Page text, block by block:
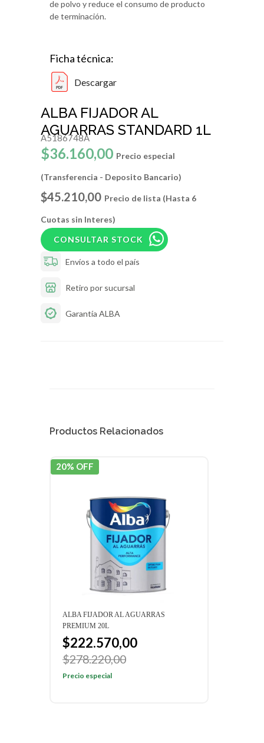
de polvo y reduce el consumo de producto
de terminación.
Ficha técnica:
Descargar
ALBA FIJADOR AL
AGUARRAS STANDARD 1L
A5186748A
$36.160,00 Precio especial
(Transferencia - Deposito Bancario)
$45.210,00 Precio de lista (Hasta 6
Cuotas sin Interes)
CONSULTAR STOCK
Envíos a todo el país
Retiro por sucursal
Garantía ALBA
Productos Relacionados
20% OFF
ALBA FIJADOR AL AGUARRAS
PREMIUM 20L
$222.570,00
$278.220,00
Precio especial